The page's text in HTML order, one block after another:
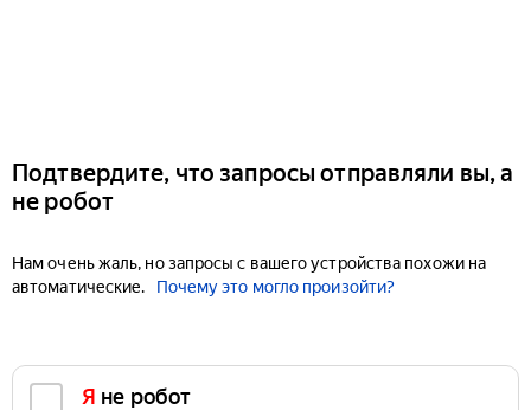
Подтвердите, что запросы отправляли вы, а
не робот
Нам очень жаль, но запросы с вашего устройства похожи на
автоматические.
Почему это могло произойти?
Я не робот